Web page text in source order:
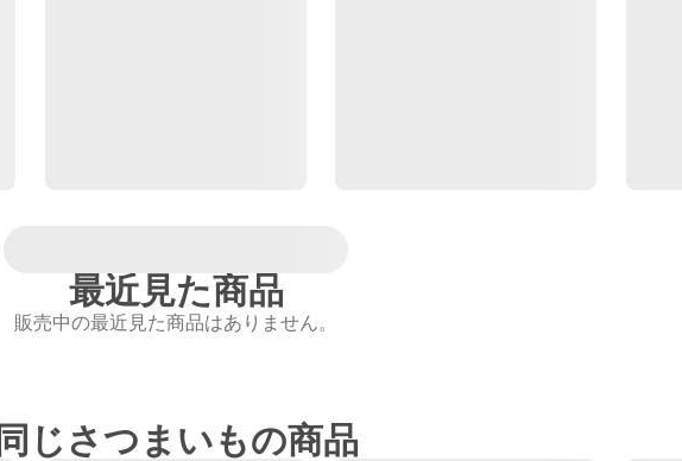
最近見た商品
販売中の最近見た商品はありません。
同じさつまいもの商品